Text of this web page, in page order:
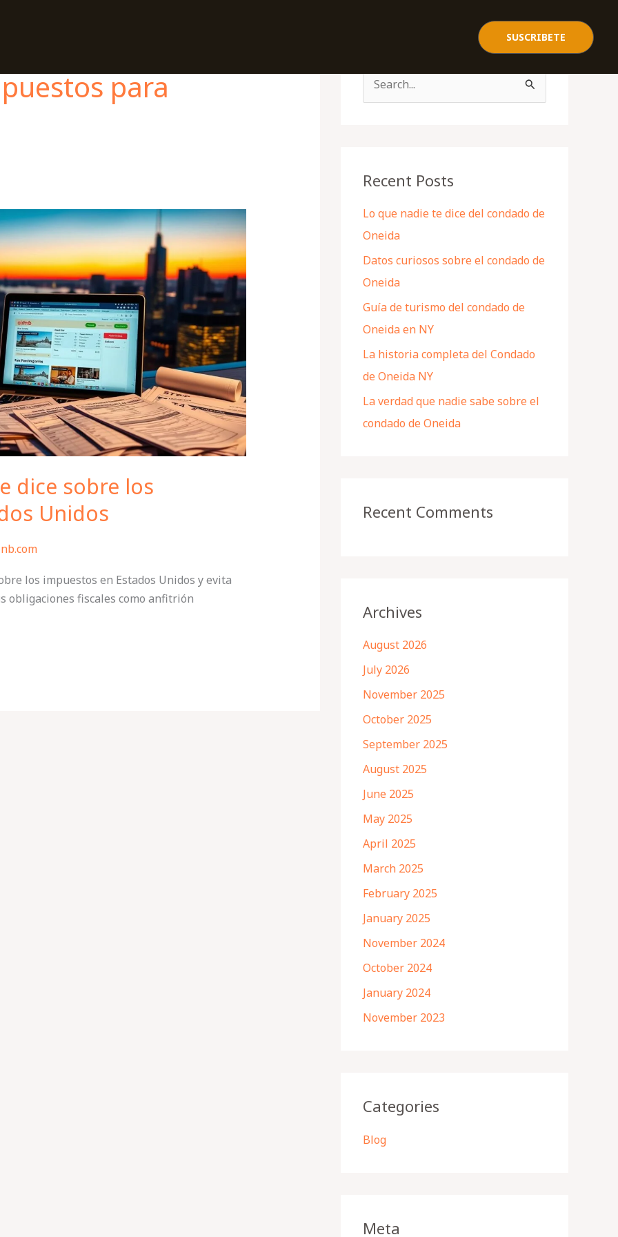
SUSCRIBETE
para
dice sobre los
Unidos
los impuestos en Estados Unidos y evita
obligaciones fiscales como anfitrión
c
f
o
r
:
Recent Posts
Lo que nadie te dice del condado de
Oneida
Datos curiosos sobre el condado de
Oneida
Guía de turismo del condado de
Oneida en NY
La historia completa del Condado
de Oneida NY
La verdad que nadie sabe sobre el
condado de Oneida
Recent Comments
Archives
August 2026
July 2026
November 2025
October 2025
September 2025
August 2025
June 2025
May 2025
April 2025
March 2025
February 2025
January 2025
November 2024
October 2024
January 2024
November 2023
Categories
Blog
Meta